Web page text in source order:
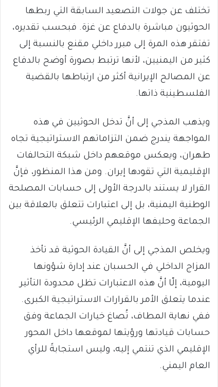
تختلف عن جولات التصعيد السابقة التي ربطها
الحوثيون مباشرة بالدفاع عن غزة. فبحسب تقديره،
تفتقر هذه المرة إلى مبرر داخلي مقنع بالنسبة إلى
كثير من اليمنيين، لأنها ترتبط بصورة أوضح بالدفاع
عن المصالح الإيرانية أكثر من ارتباطها بالقضية
الفلسطينية ذاتها.
ويذهب المذجي إلى أنَّ تدخل الحوثيين في هذه
المواجهة يندرج ضمن التزاماتهم الاستراتيجية تجاه
طهران، ويعكس موقعهم داخل شبكة التحالفات
الإقليمية التي تقودها إيران. ومن هذا المنظور، فإنَّ
القرار لا يستند بالدرجة الأولى إلى حسابات المصلحة
الوطنية اليمنية، بل إلى اعتبارات تتعلق بالعلاقة بين
الجماعة وحليفها الإقليمي الرئيسي.
ويخلص المذجي إلى أنَّ القيادة الحوثية قد تأخذ
المزاج الداخلي في الحسبان عند إدارة شؤونها
اليومية، إلّا أنَّ هذه الاعتبارات تظل محدودة التأثير
عندما يتعلق الأمر بالقرارات الاستراتيجية الكبرى.
ففي نهاية المطاف، تُصاغ خيارات الجماعة وفق
حسابات قيادتها ورؤيتها لموقعها داخل المحور
الإقليمي الذي تنتمي إليه، وليس استجابةً للرأي
العام اليمني.